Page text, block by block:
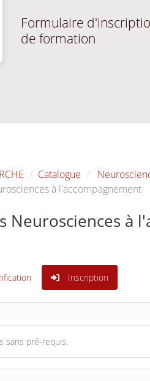
Formulaire
de formation
Catalogue
à l'accompagnement
Neurosciences à
Inscription
sans pré-requis.